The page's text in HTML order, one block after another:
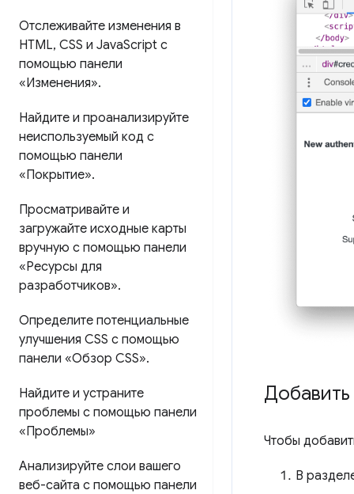
Отслеживайте изменения в
HTML, CSS и JavaScript с
помощью панели
«Изменения».
Найдите и проанализируйте
неиспользуемый код с
помощью панели
«Покрытие».
Просматривайте и
загружайте исходные карты
вручную с помощью панели
«Ресурсы для
разработчиков».
Определите потенциальные
улучшения CSS с помощью
панели «Обзор CSS».
Найдите и устраните
проблемы с помощью панели
«Проблемы»
Анализируйте слои вашего
веб-сайта с помощью панели
Добавить
Чтобы
В